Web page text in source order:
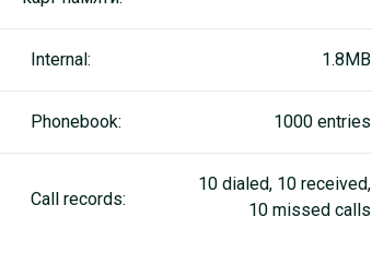
Internal: 1.8MB
Phonebook: 1000 entries
Call records:
10 dialed, 10 received,
10 missed calls